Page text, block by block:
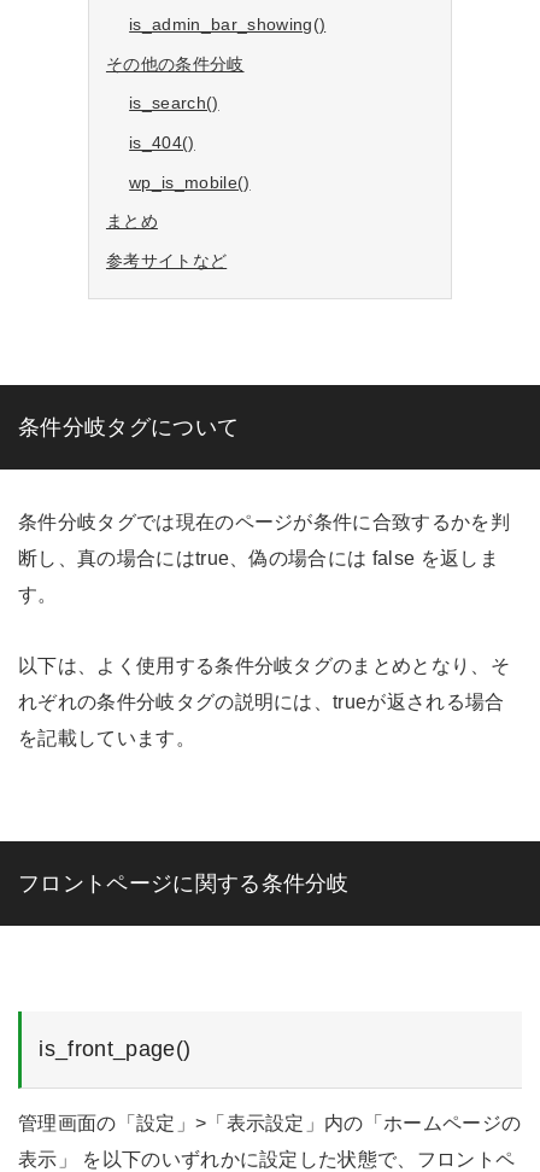
is_admin_bar_showing()
その他の条件分岐
is_search()
is_404()
wp_is_mobile()
まとめ
参考サイトなど
条件分岐タグについて
条件分岐タグでは現在のページが条件に合致するかを判
断し、真の場合にはtrue、偽の場合には false を返しま
す。
以下は、よく使用する条件分岐タグのまとめとなり、そ
れぞれの条件分岐タグの説明には、trueが返される場合
を記載しています。
フロントページに関する条件分岐
is_front_page()
管理画面の「設定」>「表示設定」内の「ホームページの
表示」 を以下のいずれかに設定した状態で、フロントペ